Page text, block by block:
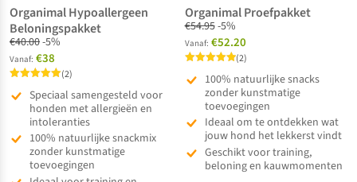
Organimal Hypoallergeen
Beloningspakket
€40.00-5%
Vanaf: €38
5.00
(2)
Speciaal samengesteld voor
honden met allergieën en
intoleranties
100% natuurlijke snackmix
zonder kunstmatige
toevoegingen
Organimal Proefpakket
€54.95-5%
Vanaf: €52.20
5.00
(2)
100% natuurlijke snacks
zonder kunstmatige
toevoegingen
Ideaal om te ontdekken wat
jouw hond het lekkerst vindt
Geschikt voor training,
beloning en kauwmomenten